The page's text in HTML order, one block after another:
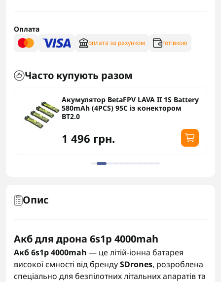
Оплата
оплата за рахунком готівкою
Часто купують разом
Акумулятор BetaFPV LAVA II 1S Battery
580mAh (4PCS) 95C із конектором
BT2.0
1 496 грн.
Опис
Акб для дрона 6s1p 4000mah
Акб 6s1p 4000mah — це літій-іонна батарея
високої ємності від брендуSDrones, розроблена
спеціально для безпілотних літальних апаратів та